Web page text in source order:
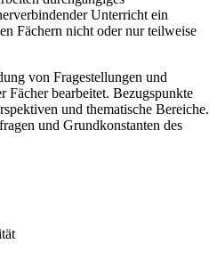
Unterricht ein
Fächern nicht oder nur teilweise
von Fragestellungen und
Fächer bearbeitet. Bezugspunkte
und thematische Bereiche.
und Grundkonstanten des